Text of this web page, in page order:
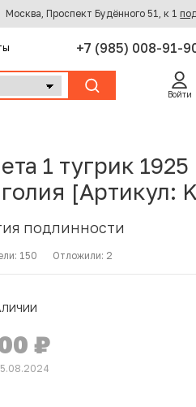
Москва, Проспект Будённого 51, к 1
+7 (985) 008-91-
Войти
1 тугрик 1925
[Артикул:
ПОДЛИННОСТИ
150 Отложили: 2
₽